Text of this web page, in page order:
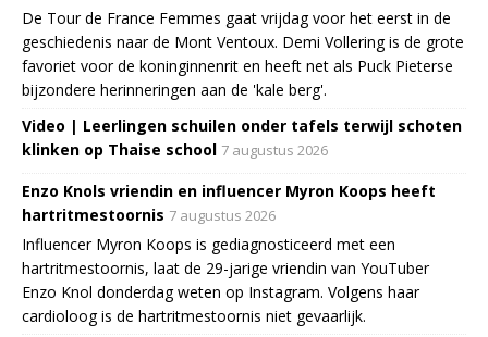
De Tour de France Femmes gaat vrijdag voor het eerst in de
geschiedenis naar de Mont Ventoux. Demi Vollering is de grote
favoriet voor de koninginnenrit en heeft net als Puck Pieterse
bijzondere herinneringen aan de 'kale berg'.
Video | Leerlingen schuilen onder tafels terwijl schoten
klinken op Thaise school 7 augustus 2026
Enzo Knols vriendin en influencer Myron Koops heeft
hartritmestoornis 7 augustus 2026
Influencer Myron Koops is gediagnosticeerd met een
hartritmestoornis, laat de 29-jarige vriendin van YouTuber
Enzo Knol donderdag weten op Instagram. Volgens haar
cardioloog is de hartritmestoornis niet gevaarlijk.